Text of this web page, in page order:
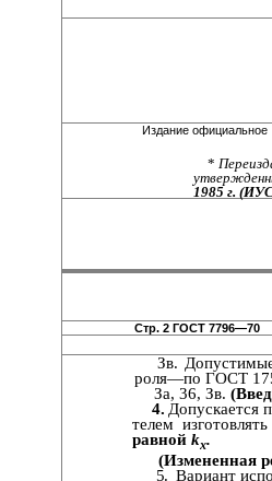
Издание
*
1985 г.
Стр. 2 ГОСТ 7796—70
Зв.
роля—по ГОСТ
За, 36, Зв.
4. Допускается
телем
равнойkx.
(Измененная
5. Вариант